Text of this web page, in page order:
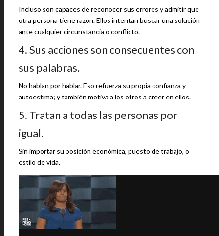
Incluso son capaces de reconocer sus errores y admitir que
otra persona tiene razón. Ellos intentan buscar una solución
ante cualquier circunstancia o conflicto.
4. Sus acciones son consecuentes con
sus palabras.
No hablan por hablar. Eso refuerza su propia confianza y
autoestima; y también motiva a los otros a creer en ellos.
5. Tratan a todas las personas por
igual.
Sin importar su posición económica, puesto de trabajo, o
estilo de vida.